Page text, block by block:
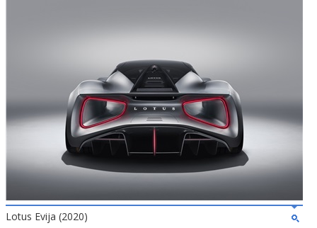
Lotus Evija (2020)